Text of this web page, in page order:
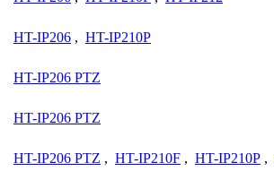
HT-IP206 , HT-IP210P
HT-IP206 PTZ
HT-IP206 PTZ
HT-IP206 PTZ , HT-IP210F , HT-IP210P ,